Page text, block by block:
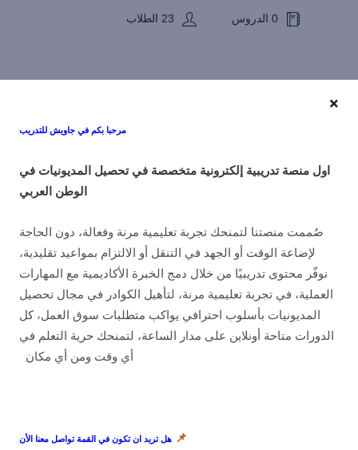
0 الدروس 23 الطلاب
مرحبا بكم في جاويش للتدريب
اول منصة تدريبية إلكترونية متخصصة في تحصيل المديونيات في
الوطن العربي
صُممت منصتنا لتمنحك تجربة تعليمية مرنة وفعالة، دون الحاجة
لإضاعة الوقت أو الجهد في التنقل أو الالتزام بمواعيد تقليدية،
نوفّر محتوى تدريبيًا من خلال دمج الخبرة الأكاديمية مع المهارات
العملية، في تجربة تعليمية مرنة، لتأهيل الكوادر في مجال تحصيل
المديونيات بأسلوب احترافي يواكب متطلبات سوق العمل، كل
الدورات متاحة أونلاين على مدار الساعة، لتمنحك حرية التعلم في
أي وقت ومن أي مكان
📌 هل تريد ان تكون في القمة تواصل معنا الأن
About
الجودة ودورات متنوعة في مختلف المجالات. انضم إلينا اليوم لتطوير مهاراتك وفتح آفاق
جديدة لمستقبلك.
Never Miss A Post!
Choose the most powerful courses and always be on demand